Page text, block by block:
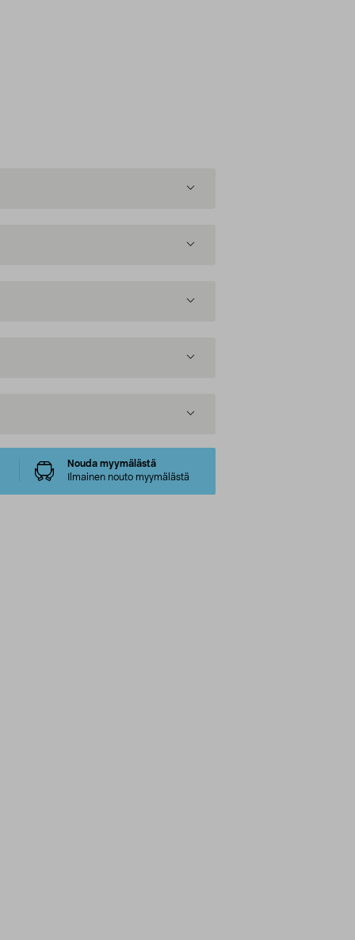
Nouda myymälästä
Ilmainen nouto myymälästä